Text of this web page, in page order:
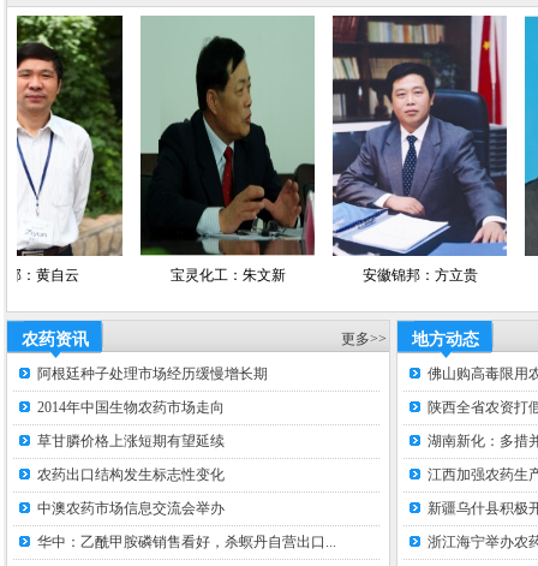
云 宝灵化工：朱文新 安徽锦邦：方立贵
农药资讯 更多>>
阿根廷种子处理市场经历缓慢增长期
2014年中国生物农药市场走向
草甘膦价格上涨短期有望延续
农药出口结构发生标志性变化
中澳农药市场信息交流会举办
华中：乙酰甲胺磷销售看好，杀螟丹自营出口...
地方动态
佛山购高毒限用
陕西全省农资打
湖南新化：多措
江西加强农药生
新疆乌什县积极
浙江海宁举办农